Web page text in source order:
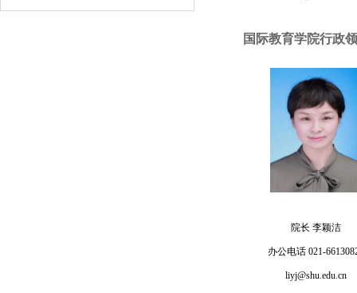
国际教育学院行政
院长 李颖洁
办公电话 021-
liyj@shu.edu.cn